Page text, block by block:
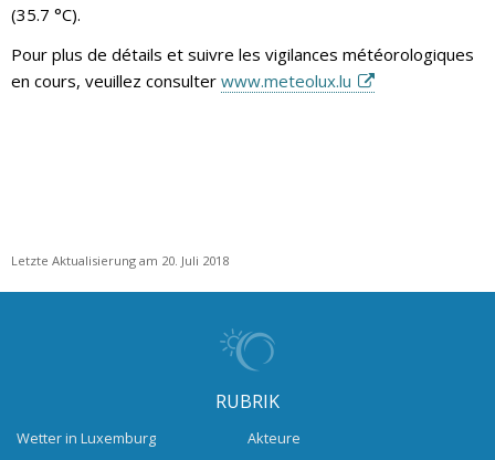
(35.7 °C).
Pour plus de détails et suivre les vigilances météorologiques
en cours, veuillez consulter www.meteolux.lu
Letzte Aktualisierung am 20. Juli 2018
RUBRIK
Wetter in Luxemburg
Akteure